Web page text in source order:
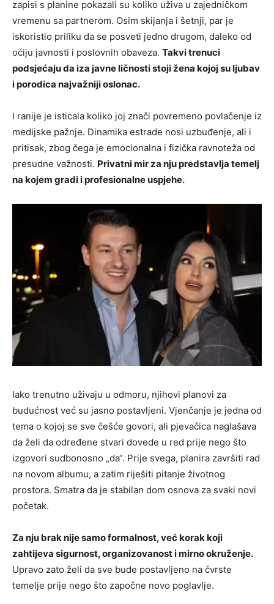
zapisi s planine pokazali su koliko uživa u zajedničkom
vremenu sa partnerom. Osim skijanja i šetnji, par je
iskoristio priliku da se posveti jedno drugom, daleko od
očiju javnosti i poslovnih obaveza. Takvi trenuci
podsjećaju da iza javne ličnosti stoji žena kojoj su ljubav
i porodica najvažniji oslonac.
I ranije je isticala koliko joj znači povremeno povlačenje iz
medijske pažnje. Dinamika estrade nosi uzbuđenje, ali i
pritisak, zbog čega je emocionalna i fizička ravnoteža od
presudne važnosti. Privatni mir za nju predstavlja temelj
na kojem gradi i profesionalne uspjehe.
Iako trenutno uživaju u odmoru, njihovi planovi za
budućnost već su jasno postavljeni. Vjenčanje je jedna od
tema o kojoj se sve češće govori, ali pjevačica naglašava
da želi da određene stvari dovede u red prije nego što
izgovori sudbonosno „da“. Prije svega, planira završiti rad
na novom albumu, a zatim riješiti pitanje životnog
prostora. Smatra da je stabilan dom osnova za svaki novi
početak.
Za nju brak nije samo formalnost, već korak koji
zahtijeva sigurnost, organizovanost i mirno okruženje.
Upravo zato želi da sve bude postavljeno na čvrste
temelje prije nego što započne novo poglavlje.